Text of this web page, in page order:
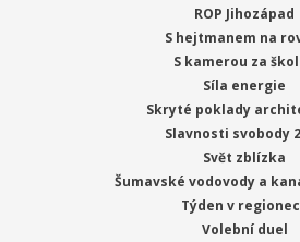
ROP Jihozápad
S hejtmanem na
S kamerou za
Síla energie
Skryté poklady
Slavnosti svobody
Svět zblízka
Šumavské vodovody a
Týden v
Volební duel